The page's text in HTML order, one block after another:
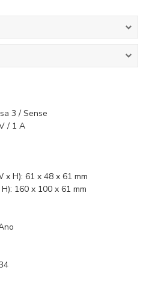
3 / Sense
/ 1 A
H): 61 x 48 x 61 mm
160 x 100 x 61 mm